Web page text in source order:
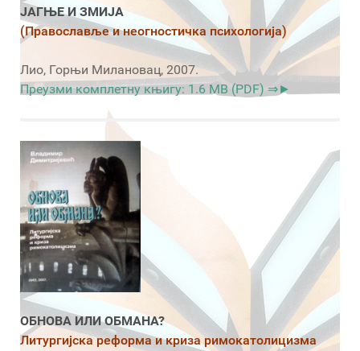
ЈАГЊЕ И ЗМИЈА
(Православље и неогностичка психологија)
Лио, Горњи Милановац, 2007.
Преузми комплетну књигу: 1.6 MB (PDF) ⇒►
ОБНОВА ИЛИ ОБМАНА?
Литургијска реформа и криза римокатолицизма